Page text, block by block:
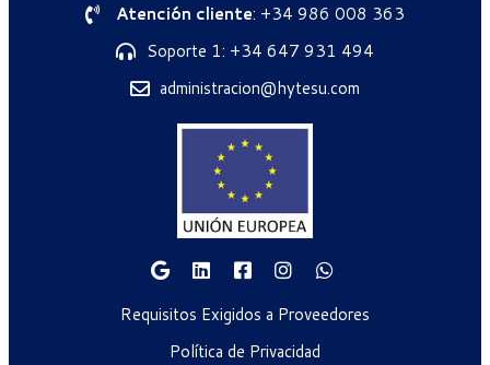
Atención cliente: +34 986 008 363
Soporte 1: +34 647 931 494
administracion@hytesu.com
Requisitos Exigidos a Proveedores
Política de Privacidad